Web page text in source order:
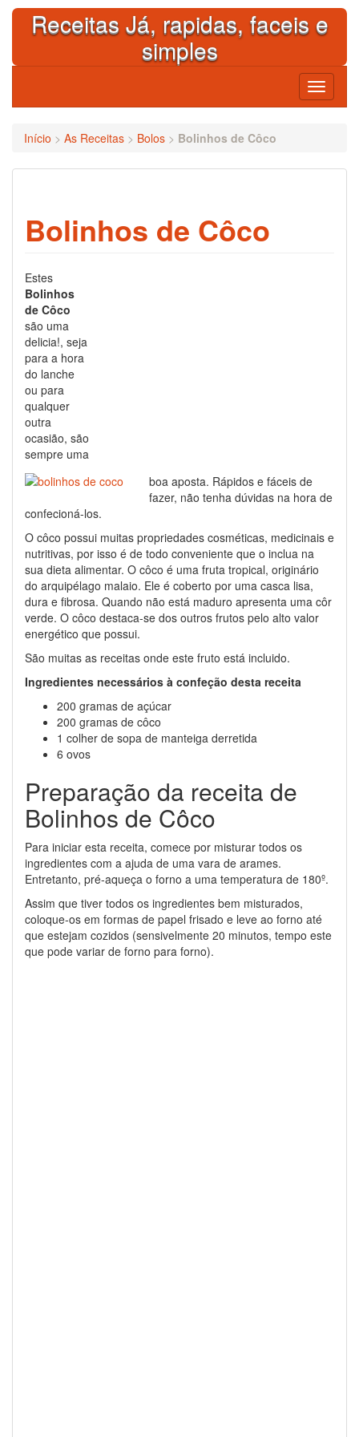
Skip
contentReceitas Já, rapidas, faceis e
simples
Toggle
Início > As Receitas > Bolos > Bolinhos de Côco
Bolinhos de Côco
Estes
Bolinhos
de Côco
são uma
delicia!, seja
para a hora
do lanche
ou para
qualquer
outra
ocasião, são
sempre uma
boa aposta. Rápidos e fáceis de
fazer, não tenha dúvidas na hora de
confecioná-los.
O côco possui muitas propriedades cosméticas, medicinais e
nutritivas, por isso é de todo conveniente que o inclua na
sua dieta alimentar. O côco é uma fruta tropical, originário
do arquipélago malaio. Ele é coberto por uma casca lisa,
dura e fibrosa. Quando não está maduro apresenta uma côr
verde. O côco destaca-se dos outros frutos pelo alto valor
energético que possui.
São muitas as receitas onde este fruto está incluido.
Ingredientes necessários à confeção desta receita
200 gramas de açúcar
200 gramas de côco
1 colher de sopa de manteiga derretida
6 ovos
Preparação da receita de
Bolinhos de Côco
Para iniciar esta receita, comece por misturar todos os
ingredientes com a ajuda de uma vara de arames.
Entretanto, pré-aqueça o forno a uma temperatura de 180º.
Assim que tiver todos os ingredientes bem misturados,
coloque-os em formas de papel frisado e leve ao forno até
que estejam cozidos (sensivelmente 20 minutos, tempo este
que pode variar de forno para forno).